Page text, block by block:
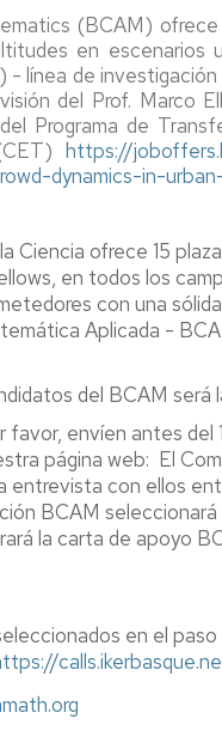
(BCAM)
en
línea de
del Prof. Marco
Programa de
https://
dynamics-in-
Ciencia ofrece 15
en todos los
con una
Aplicada -
del BCAM será
envíen antes del
página web: El
entrevista con ellos
BCAM
la carta de apoyo
en el